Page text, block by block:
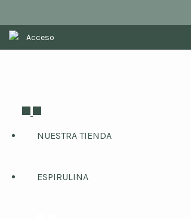
Acceso
NUESTRA TIENDA
ESPIRULINA